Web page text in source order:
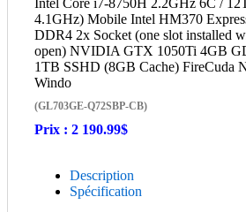
(GL703GE-Q72SBP-CB)
Prix : 2 190.99$
Description
Spécification